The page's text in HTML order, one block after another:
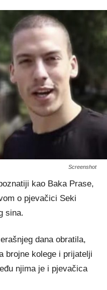
Screenshot
kao Baka Prase,
o pjevačici Seki
sina.
dana obratila,
brojne kolege i prijatelji
njima je i pjevačica